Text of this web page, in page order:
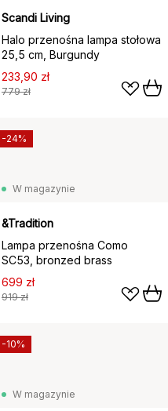
Scandi Living
Halo przenośna lampa stołowa
25,5 cm, Burgundy
233,90 zł
779 zł
W magazynie
&Tradition
Lampa przenośna Como
SC53, bronzed brass
699 zł
919 zł
-24%
W magazynie
-10%